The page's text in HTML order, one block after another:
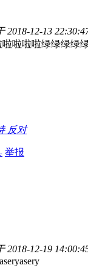
2018-12-13
啦啦啦啦绿绿绿绿
反对
举报
2018-12-19